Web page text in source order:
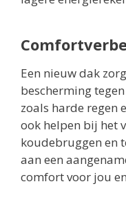
Een nieuw dak
bescherming
zoals harde regen
ook helpen bij het
koudebruggen en
aan een
comfort voor jou